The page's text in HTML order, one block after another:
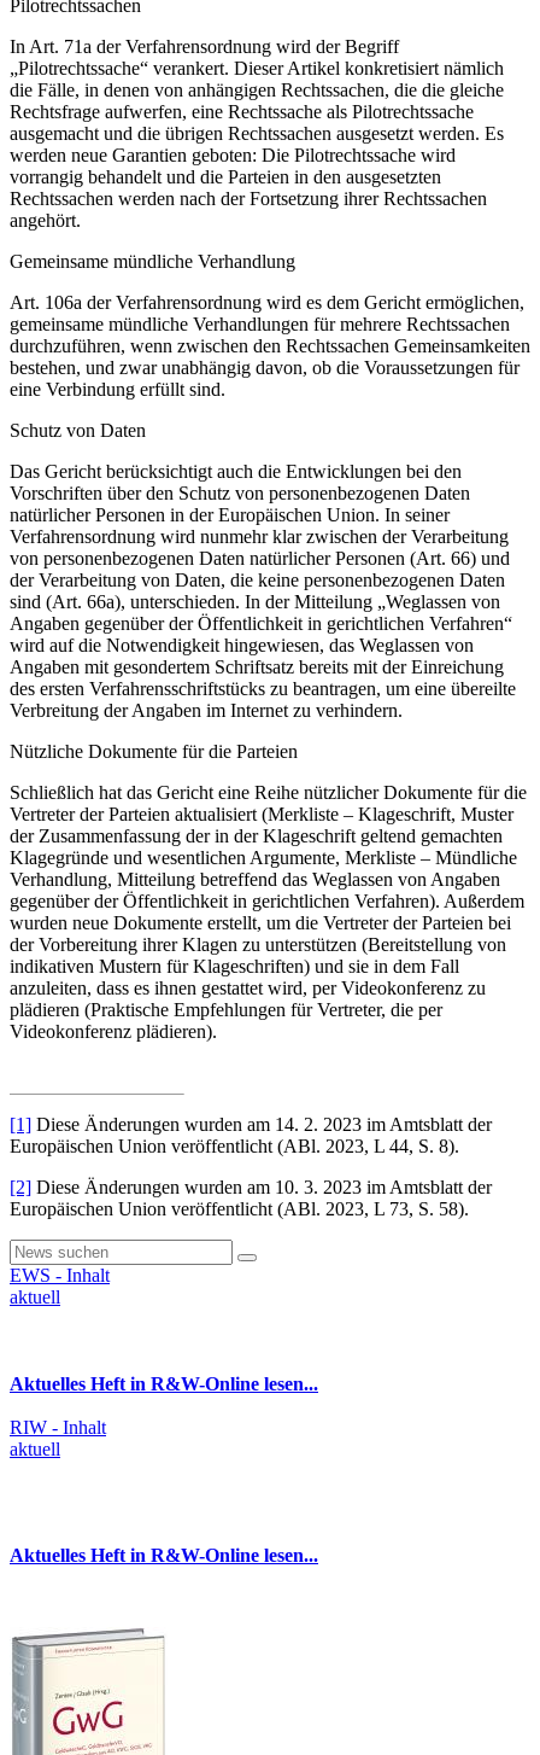
Pilotrechtssachen
In Art. 71a der Verfahrensordnung wird der Begriff
„Pilotrechtssache“ verankert. Dieser Artikel konkretisiert nämlich
die Fälle, in denen von anhängigen Rechtssachen, die die gleiche
Rechtsfrage aufwerfen, eine Rechtssache als Pilotrechtssache
ausgemacht und die übrigen Rechtssachen ausgesetzt werden. Es
werden neue Garantien geboten: Die Pilotrechtssache wird
vorrangig behandelt und die Parteien in den ausgesetzten
Rechtssachen werden nach der Fortsetzung ihrer Rechtssachen
angehört.
Gemeinsame mündliche Verhandlung
Art. 106a der Verfahrensordnung wird es dem Gericht ermöglichen,
gemeinsame mündliche Verhandlungen für mehrere Rechtssachen
durchzuführen, wenn zwischen den Rechtssachen Gemeinsamkeiten
bestehen, und zwar unabhängig davon, ob die Voraussetzungen für
eine Verbindung erfüllt sind.
Schutz von Daten
Das Gericht berücksichtigt auch die Entwicklungen bei den
Vorschriften über den Schutz von personenbezogenen Daten
natürlicher Personen in der Europäischen Union. In seiner
Verfahrensordnung wird nunmehr klar zwischen der Verarbeitung
von personenbezogenen Daten natürlicher Personen (Art. 66) und
der Verarbeitung von Daten, die keine personenbezogenen Daten
sind (Art. 66a), unterschieden. In der Mitteilung „Weglassen von
Angaben gegenüber der Öffentlichkeit in gerichtlichen Verfahren“
wird auf die Notwendigkeit hingewiesen, das Weglassen von
Angaben mit gesondertem Schriftsatz bereits mit der Einreichung
des ersten Verfahrensschriftstücks zu beantragen, um eine übereilte
Verbreitung der Angaben im Internet zu verhindern.
Nützliche Dokumente für die Parteien
Schließlich hat das Gericht eine Reihe nützlicher Dokumente für die
Vertreter der Parteien aktualisiert (Merkliste – Klageschrift, Muster
der Zusammenfassung der in der Klageschrift geltend gemachten
Klagegründe und wesentlichen Argumente, Merkliste – Mündliche
Verhandlung, Mitteilung betreffend das Weglassen von Angaben
gegenüber der Öffentlichkeit in gerichtlichen Verfahren). Außerdem
wurden neue Dokumente erstellt, um die Vertreter der Parteien bei
der Vorbereitung ihrer Klagen zu unterstützen (Bereitstellung von
indikativen Mustern für Klageschriften) und sie in dem Fall
anzuleiten, dass es ihnen gestattet wird, per Videokonferenz zu
plädieren (Praktische Empfehlungen für Vertreter, die per
Videokonferenz plädieren).
[1] Diese Änderungen wurden am 14. 2. 2023 im Amtsblatt der
Europäischen Union veröffentlicht (ABl. 2023, L 44, S. 8).
[2] Diese Änderungen wurden am 10. 3. 2023 im Amtsblatt der
Europäischen Union veröffentlicht (ABl. 2023, L 73, S. 58).
EWS - Inhalt
aktuell
Aktuelles Heft in R&W-Online lesen...
RIW - Inhalt
aktuell
Aktuelles Heft in R&W-Online lesen...